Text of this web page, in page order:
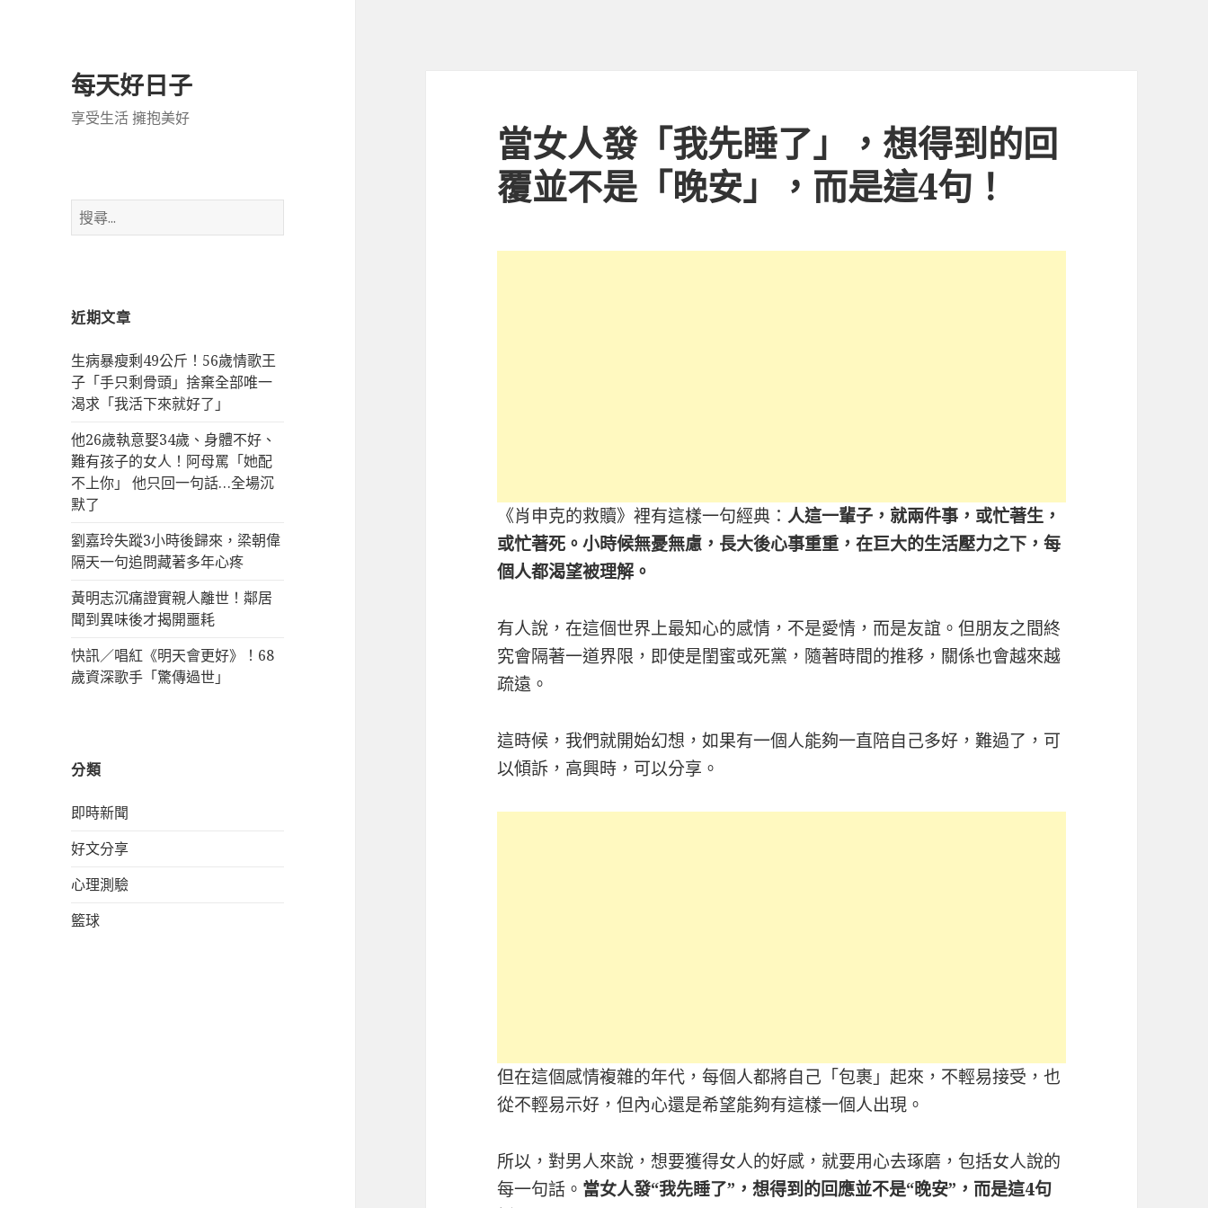
每天好日子
享受生活 擁抱美好
搜
尋
近期文章
生病暴瘦剩49公斤！56歲情歌王
子「手只剩骨頭」捨棄全部唯一
渴求「我活下來就好了」
他26歲執意娶34歲、身體不好、
難有孩子的女人！阿母罵「她配
不上你」 他只回一句話…全場沉
默了
劉嘉玲失蹤3小時後歸來，梁朝偉
隔天一句追問藏著多年心疼
黃明志沉痛證實親人離世！鄰居
聞到異味後才揭開噩耗
快訊／唱紅《明天會更好》！68
歲資深歌手「驚傳過世」
分類
即時新聞
好文分享
心理測驗
籃球
當女人發「我先睡了」，想得到的回
覆並不是「晚安」，而是這4句！
《肖申克的救贖》裡有這樣一句經典：人這一輩子，就兩件事，或忙著生，
或忙著死。小時候無憂無慮，長大後心事重重，在巨大的生活壓力之下，每
個人都渴望被理解。
有人說，在這個世界上最知心的感情，不是愛情，而是友誼。但朋友之間終
究會隔著一道界限，即使是閨蜜或死黨，隨著時間的推移，關係也會越來越
疏遠。
這時候，我們就開始幻想，如果有一個人能夠一直陪自己多好，難過了，可
以傾訴，高興時，可以分享。
但在這個感情複雜的年代，每個人都將自己「包裹」起來，不輕易接受，也
從不輕易示好，但內心還是希望能夠有這樣一個人出現。
所以，對男人來說，想要獲得女人的好感，就要用心去琢磨，包括女人說的
每一句話。 當女人發“我先睡了”，想得到的回應並不是“晚安”，而是這4句